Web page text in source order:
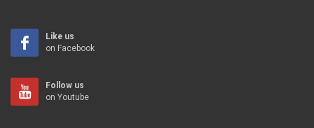
Like us
on Facebook
Follow us
on Youtube